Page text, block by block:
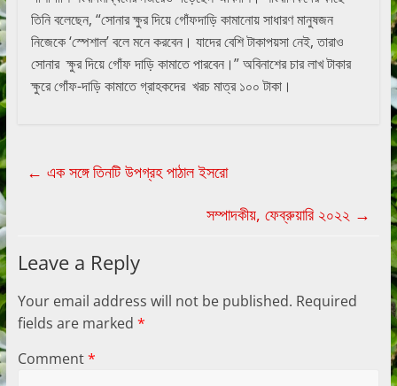
তিনি বলেছেন, “সোনার ক্ষুর দিয়ে গোঁফদাড়ি কামানোয় সাধারণ মানুষজন
নিজেকে ‘স্পেশাল’ বলে মনে করবেন। যাদের বেশি টাকাপয়সা নেই, তারাও
সোনার ক্ষুর দিয়ে গোঁফ দাড়ি কামাতে পারবেন।” অবিনাশের চার লাখ টাকার
ক্ষুরে গোঁফ-দাড়ি কামাতে গ্রাহকদের খরচ মাত্র ১০০ টাকা।
← এক সঙ্গে তিনটি উপগ্রহ পাঠাল ইসরো
সম্পাদকীয়, ফেব্রুয়ারি ২০২২ →
Leave a Reply
Your email address will not be published. Required
fields are marked *
Comment*